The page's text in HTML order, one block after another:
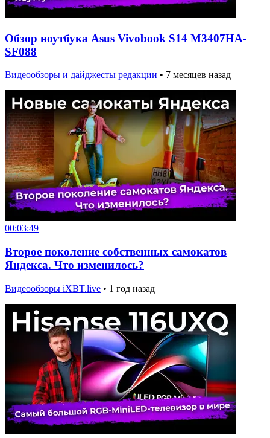
Обзор ноутбука Asus Vivobook S14 M3407HA-
SF088
Видеообзоры и дайджесты редакции • 7 месяцев назад
00:03:49
Второе поколение собственных самокатов
Яндекса. Что изменилось?
Видеообзоры iXBT.live • 1 год назад